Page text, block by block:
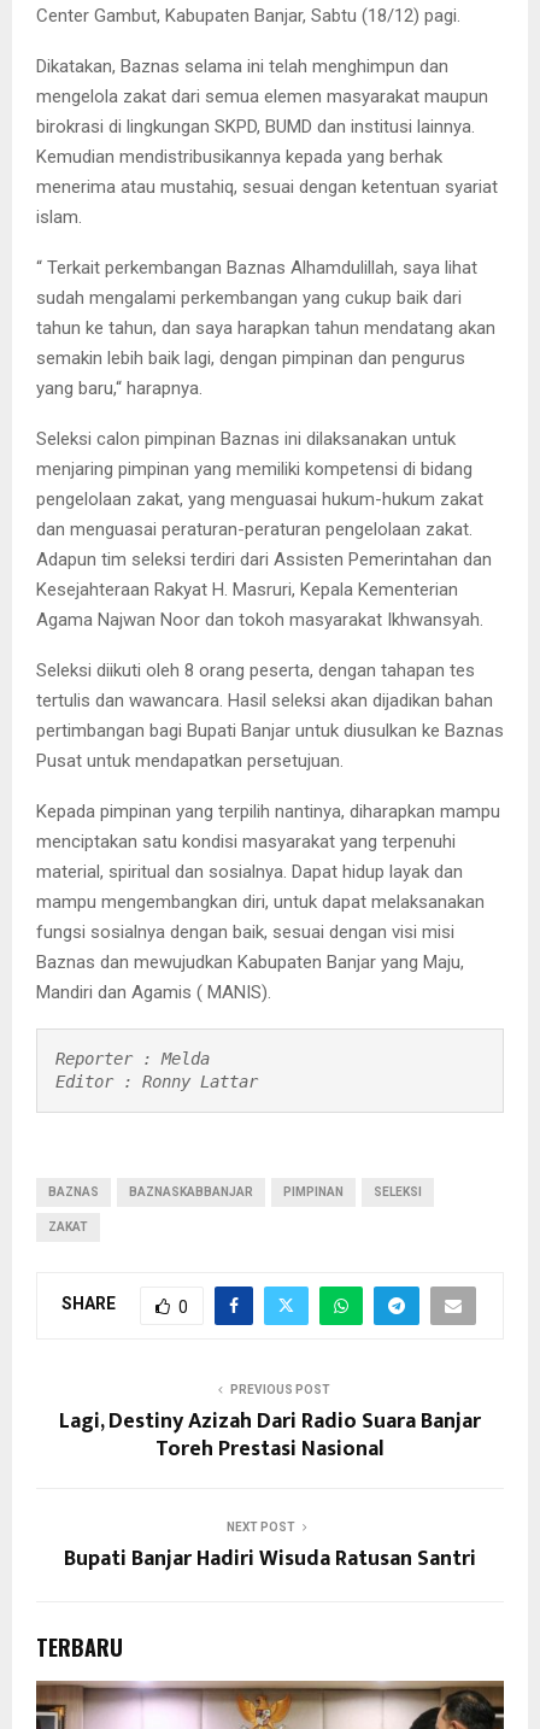
Center Gambut, Kabupaten Banjar, Sabtu (18/12) pagi.
Dikatakan, Baznas selama ini telah menghimpun dan
mengelola zakat dari semua elemen masyarakat maupun
birokrasi di lingkungan SKPD, BUMD dan institusi lainnya.
Kemudian mendistribusikannya kepada yang berhak
menerima atau mustahiq, sesuai dengan ketentuan syariat
islam.
“ Terkait perkembangan Baznas Alhamdulillah, saya lihat
sudah mengalami perkembangan yang cukup baik dari
tahun ke tahun, dan saya harapkan tahun mendatang akan
semakin lebih baik lagi, dengan pimpinan dan pengurus
yang baru,“ harapnya.
Seleksi calon pimpinan Baznas ini dilaksanakan untuk
menjaring pimpinan yang memiliki kompetensi di bidang
pengelolaan zakat, yang menguasai hukum-hukum zakat
dan menguasai peraturan-peraturan pengelolaan zakat.
Adapun tim seleksi terdiri dari Assisten Pemerintahan dan
Kesejahteraan Rakyat H. Masruri, Kepala Kementerian
Agama Najwan Noor dan tokoh masyarakat Ikhwansyah.
Seleksi diikuti oleh 8 orang peserta, dengan tahapan tes
tertulis dan wawancara. Hasil seleksi akan dijadikan bahan
pertimbangan bagi Bupati Banjar untuk diusulkan ke Baznas
Pusat untuk mendapatkan persetujuan.
Kepada pimpinan yang terpilih nantinya, diharapkan mampu
menciptakan satu kondisi masyarakat yang terpenuhi
material, spiritual dan sosialnya. Dapat hidup layak dan
mampu mengembangkan diri, untuk dapat melaksanakan
fungsi sosialnya dengan baik, sesuai dengan visi misi
Baznas dan mewujudkan Kabupaten Banjar yang Maju,
Mandiri dan Agamis ( MANIS).
Reporter : Melda
Editor : Ronny Lattar
BAZNAS BAZNASKABBANJAR PIMPINAN SELEKSI
ZAKAT
SHARE 0
PREVIOUS POST
Lagi, Destiny Azizah Dari Radio Suara Banjar
Toreh Prestasi Nasional
NEXT POST
Bupati Banjar Hadiri Wisuda Ratusan Santri
TERBARU